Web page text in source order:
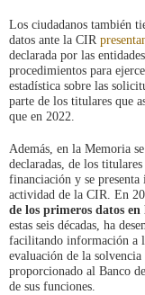
Los ciudadanos también
datos ante la CIR
declarada por las
procedimientos para
estadística sobre las
parte de los titulares que
que en 2022.
Además, en la Memoria
declaradas, de los
financiación y se presenta
actividad de la CIR. En
de los primeros datos
estas seis décadas, ha
facilitando información a
evaluación de la
proporcionado al Banco
de sus funciones.